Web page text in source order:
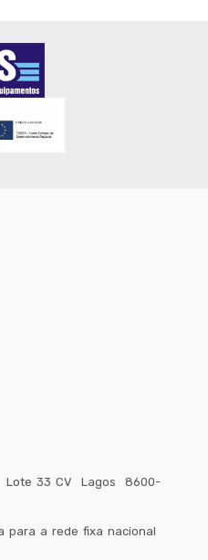
Lote 33 CV Lagos
8600-
para a rede fixa nacional